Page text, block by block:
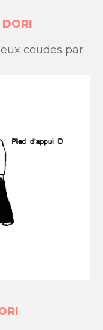
DORI
coudes par